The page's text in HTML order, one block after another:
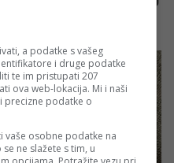
a podatke s vašeg
i druge podatke
te im pristupati 207
ova web-lokacija. Mi i naši
podatke o
vaše osobne podatke na
ne slažete s tim, u